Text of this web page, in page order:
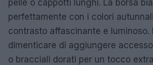
pelle o cappotti lunghi. La borsa
perfettamente con i colori
contrasto affascinante e luminoso.
dimenticare di aggiungere
o bracciali dorati per un tocco